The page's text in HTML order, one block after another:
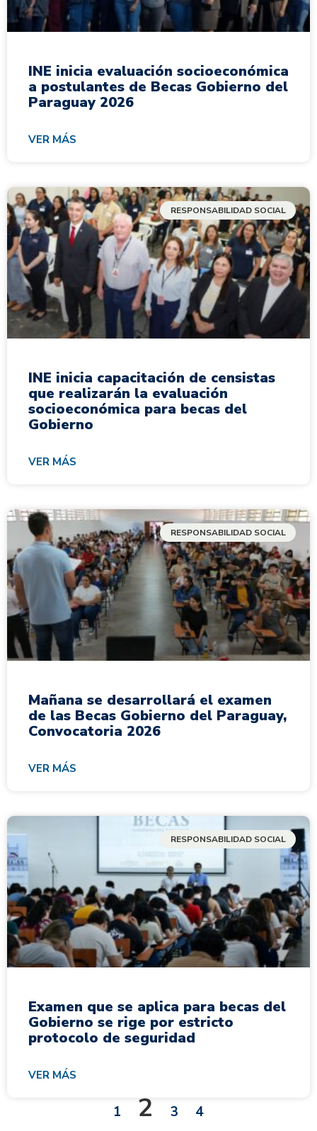
INE inicia evaluación socioeconómica
a postulantes de Becas Gobierno del
Paraguay 2026
VER MÁS
RESPONSABILIDAD SOCIAL
INE inicia capacitación de censistas
que realizarán la evaluación
socioeconómica para becas del
Gobierno
VER MÁS
RESPONSABILIDAD SOCIAL
Mañana se desarrollará el examen
de las Becas Gobierno del Paraguay,
Convocatoria 2026
VER MÁS
RESPONSABILIDAD SOCIAL
Examen que se aplica para becas del
Gobierno se rige por estricto
protocolo de seguridad
VER MÁS
1 2 3 4